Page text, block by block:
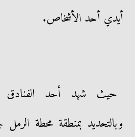
أيدي أحد الأشخاص.
حيث شهد أحد الفنادق
وبالتحديد بمنطقة محطة